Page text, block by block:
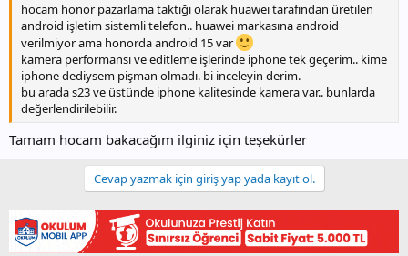
hocam honor pazarlama taktiği olarak huawei tarafından üretilen
android işletim sistemli telefon.. huawei markasına android
verilmiyor ama honorda android 15 var
kamera performansı ve editleme işlerinde iphone tek geçerim.. kime
iphone dediysem pişman olmadı. bi inceleyin derim.
bu arada s23 ve üstünde iphone kalitesinde kamera var.. bunlarda
değerlendirilebilir.
Tamam hocam bakacağım ilginiz için teşekürler
Cevap yazmak için giriş yap yada kayıt ol.